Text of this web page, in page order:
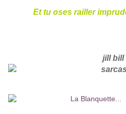
Et tu oses railler
jill bill